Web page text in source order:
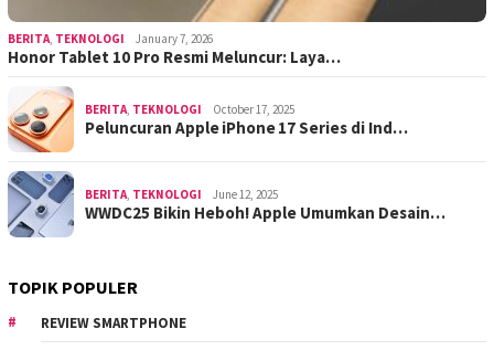
BERITA, TEKNOLOGI January 7, 2026
Honor Tablet 10 Pro Resmi Meluncur: Laya…
BERITA, TEKNOLOGI October 17, 2025
Peluncuran Apple iPhone 17 Series di Ind…
BERITA, TEKNOLOGI June 12, 2025
WWDC25 Bikin Heboh! Apple Umumkan Desain…
TOPIK POPULER
REVIEW SMARTPHONE